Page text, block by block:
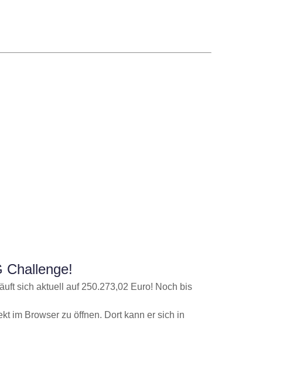
Challenge!
sich aktuell auf 250.273,02 Euro! Noch bis
im Browser zu öffnen. Dort kann er sich in